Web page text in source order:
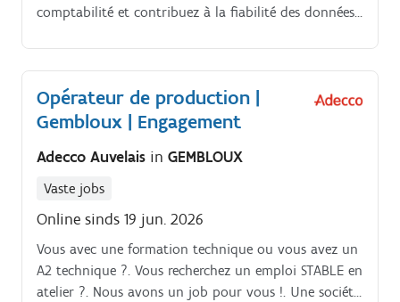
comptabilité et contribuez à la fiabilité des données
annuelles, participez au reporting et veillez à la
conformité des obligations légales Les responsabilités
comprennent notamment. :. Encodage des opérations
comptables telles que factures, banques et écritures
des comptes fournisseurs Suivi des comptes clients,
relances et credit control Réconciliation des comptes
annuelles Préparation de rapports financiers tels que
balances et comptes de résultats Support aux
activités de reporting groupe Préparation des
déclarations TVA, Intracom et Intrastat Contacts avec
Opérateur de production |
Gembloux | Engagement
Adecco Auvelais in GEMBLOUX
Vaste jobs
Online sinds 19 jun. 2026
Vous avec une formation technique ou vous avez un
A2 technique ?. Vous recherchez un emploi STABLE en
atelier ?. Nous avons un job pour vous !. Une société